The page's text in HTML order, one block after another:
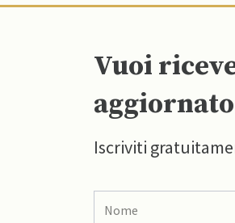
Vuoi
Iscriviti